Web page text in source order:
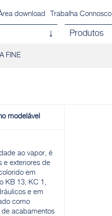
download Trabalha Connosco
Produtos
FINE
modelável
ao vapor, é
e exteriores de
em
KB 13, KC 1,
e em
como
de acabamentos